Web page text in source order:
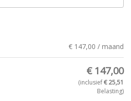
€ 147,00 / maand
€ 147,00
(inclusief€25,51
Belasting)